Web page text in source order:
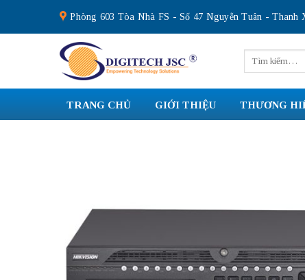
content
Phòng 603 Tòa Nhà FS - Số 47 Nguyễn Tuân - Thanh
kiếm:
TRANG CHỦ GIỚI THIỆU THƯƠNG